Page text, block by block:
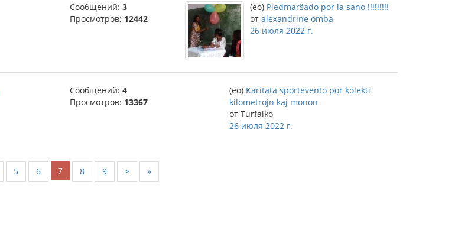
Сообщений: 3
Просмотров: 12442
(eo) Piedmarŝado por la sano !!!!!!!!!
от alexandrine omba
26 июля 2022 г.
Сообщений: 4
Просмотров: 13367
(eo) Karitata sportevento por kolekti
kilometrojn kaj monon
от Turfalko
26 июля 2022 г.
5 6 7 8 9 > »